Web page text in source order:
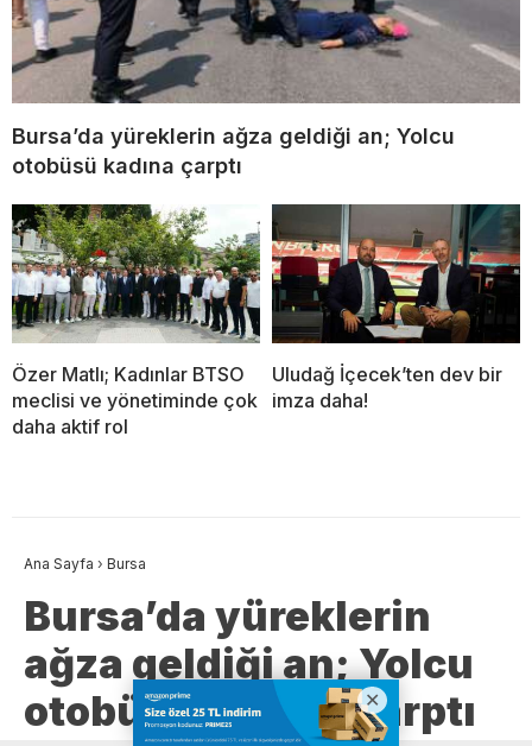
Bursa’da yüreklerin ağza geldiği an; Yolcu
otobüsü kadına çarptı
Özer Matlı; Kadınlar BTSO
meclisi ve yönetiminde çok
daha aktif rol
Uludağ İçecek’ten dev bir
imza daha!
Ana Sayfa › Bursa
Bursa’da yüreklerin
ağza geldiği an; Yolcu
otobüsü kadına çarptı